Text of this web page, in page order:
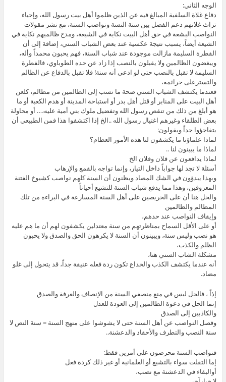
الوجه الثاني:
دفاع غلاة السلفية المبالغ فيه عن الذين ظلموا أهل بيت رسول الله، وإحياء
تراث غلاتهم دعم الفصل بين سنة النسة ونواصب السنة، مع نشر مقولات
النواصب البشعة في حق أهل البيت نكاية في الشيعة، ومدح ظالميهم نكاية في
الشيعة أيضاً، يسبب نتيجة عكسية عند بعض الشباب السني، إضافة إلى أن
الفطرة السليمة مازالت موجودة عند شباب السنة، فهم يحبون محمداً وأله،
ويبغضون الظالمين ولا يقبلون بالنصب إذا زاد عن حده الطوباوي، فالفطرة
السليمة لا تقبل بالنصب حتى لو ادعى أنه سنة! فلا تقبل بالدفاع عن الظالم
والتسترعلى جرائمه،
فعندما يكتشف الشباب السني صحة ما نسب إلى الظالمين من مظالم، كلعن
أهل البيت على المنابر أو قتل أهل بدر أو استباحة المدينة أو هدم الكعبة أو ما
هو أبلغ من ذلك من تنقص رسول الله وتفضيل ملوك بني أمية عليه،… أو محاولة
بعض الطلقاء وغيرهم اغتيال رسول الله ..الخ إذا اكتشفوا هذا فمن الطبيعي أن
يتفاجؤوا جداً ويقولون:
لماذا علماؤنا ما يكشفون لنا هذه الأمور العظام؟
لماذا ما يبينون لنا ..
لماذا يدافعون عن فلان وفلان الخ
أسئلة لا تجد لها جواباً داخل التيار، وإنما تواجه بالقمع والإرهاب
وبهذا يبدؤون في الشك المضاد ويظنون أن السنة كلهم نواصب كشيوخ الفتنة
المعروفين، وهذا مما يدفع شباب السنة للتشيع أحياناً
والحل هنا أن على الحريصين على أهل السنة المسارعة في البراءة من تلك
المظالم والظالمين
وإيقاف النواصب عند حدهم،
أو على الأقل السماح بمناظرتهم من سنة معتدلين يكشفون لهم أن ما هم عليه
هو نصب وليس سنة، ويبينون أن السنة لا يكرهون الحق والصدق ولا يحبون
الظلم والكذب،
مشكلة الشاب السني هنا،
أنه عندما يكتشف الكذب والخداع تكون ردة فعله عنيفة جداً، قد يتحول إلى غلو
مضاد.
إذاً ، فالحل ليس في منع منصفي السنة من الإنصاف والعرفة والصدق
إنما الحل في دعوة الظالمين إلى العودة للعدل
والكاذبين إلى الصدق
وفصل النواصب عن أهل السنة حتى لا يشوشوا على منهج السنة = سنة النص لا
سنة النصب والتطرف والأحقاد والدعشنة..
فنواصب السنة محرضون على أمرين فقط:
إما التفلت سواء بالتشيع أو العلمانية أو غير ذلك كردة فعل
أوالبقاء في الدعشنة مع نصب،